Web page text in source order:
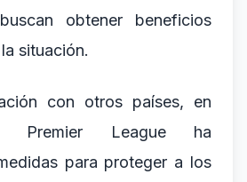
obtener beneficios
situación.
con otros países, en
Premier League ha
para proteger a los